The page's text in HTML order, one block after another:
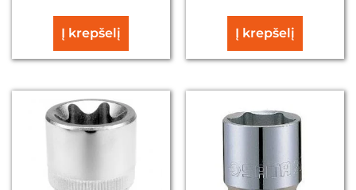
Į krepšelį Į krepšelį